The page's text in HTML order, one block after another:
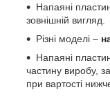
Напаяні
зовнішній вигляд.
Різні моделі –
Напаяні
частину виробу,
при вартості